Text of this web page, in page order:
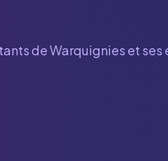
deWarquignies et ses